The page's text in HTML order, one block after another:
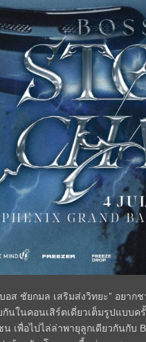
ส ชัยกมล เสริมส่งวิทยะ” อยา
ในคอนเสิร์ตเดี่ยวเต็มรูปแบบครั้
เพื่อไปไล่ล่าพายุลูกเดียวกันกับ